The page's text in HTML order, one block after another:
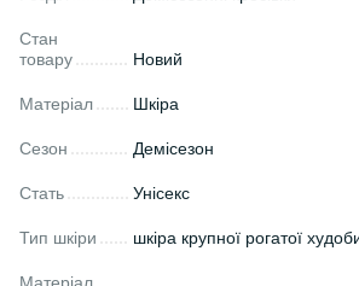
Стан
товару
Новий
Матеріал Шкіра
Сезон Демісезон
Стать Унісекс
Тип шкіри шкіра крупної рогатої